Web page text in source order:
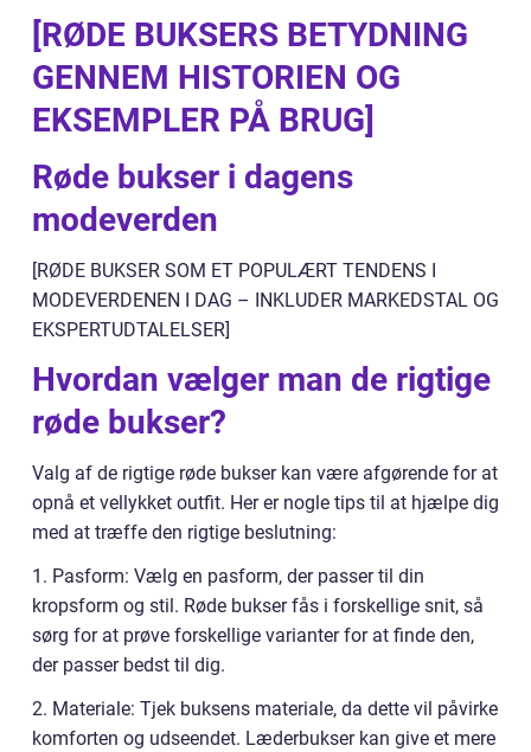
[RØDE BUKSERS BETYDNING
GENNEM HISTORIEN OG
EKSEMPLER PÅ BRUG]
Røde bukser i dagens
modeverden
[RØDE BUKSER SOM ET POPULÆRT TENDENS I
MODEVERDENEN I DAG – INKLUDER MARKEDSTAL OG
EKSPERTUDTALELSER]
Hvordan vælger man de rigtige
røde bukser?
Valg af de rigtige røde bukser kan være afgørende for at
opnå et vellykket outfit. Her er nogle tips til at hjælpe dig
med at træffe den rigtige beslutning:
1. Pasform: Vælg en pasform, der passer til din
kropsform og stil. Røde bukser fås i forskellige snit, så
sørg for at prøve forskellige varianter for at finde den,
der passer bedst til dig.
2. Materiale: Tjek buksens materiale, da dette vil påvirke
komforten og udseendet. Læderbukser kan give et mere